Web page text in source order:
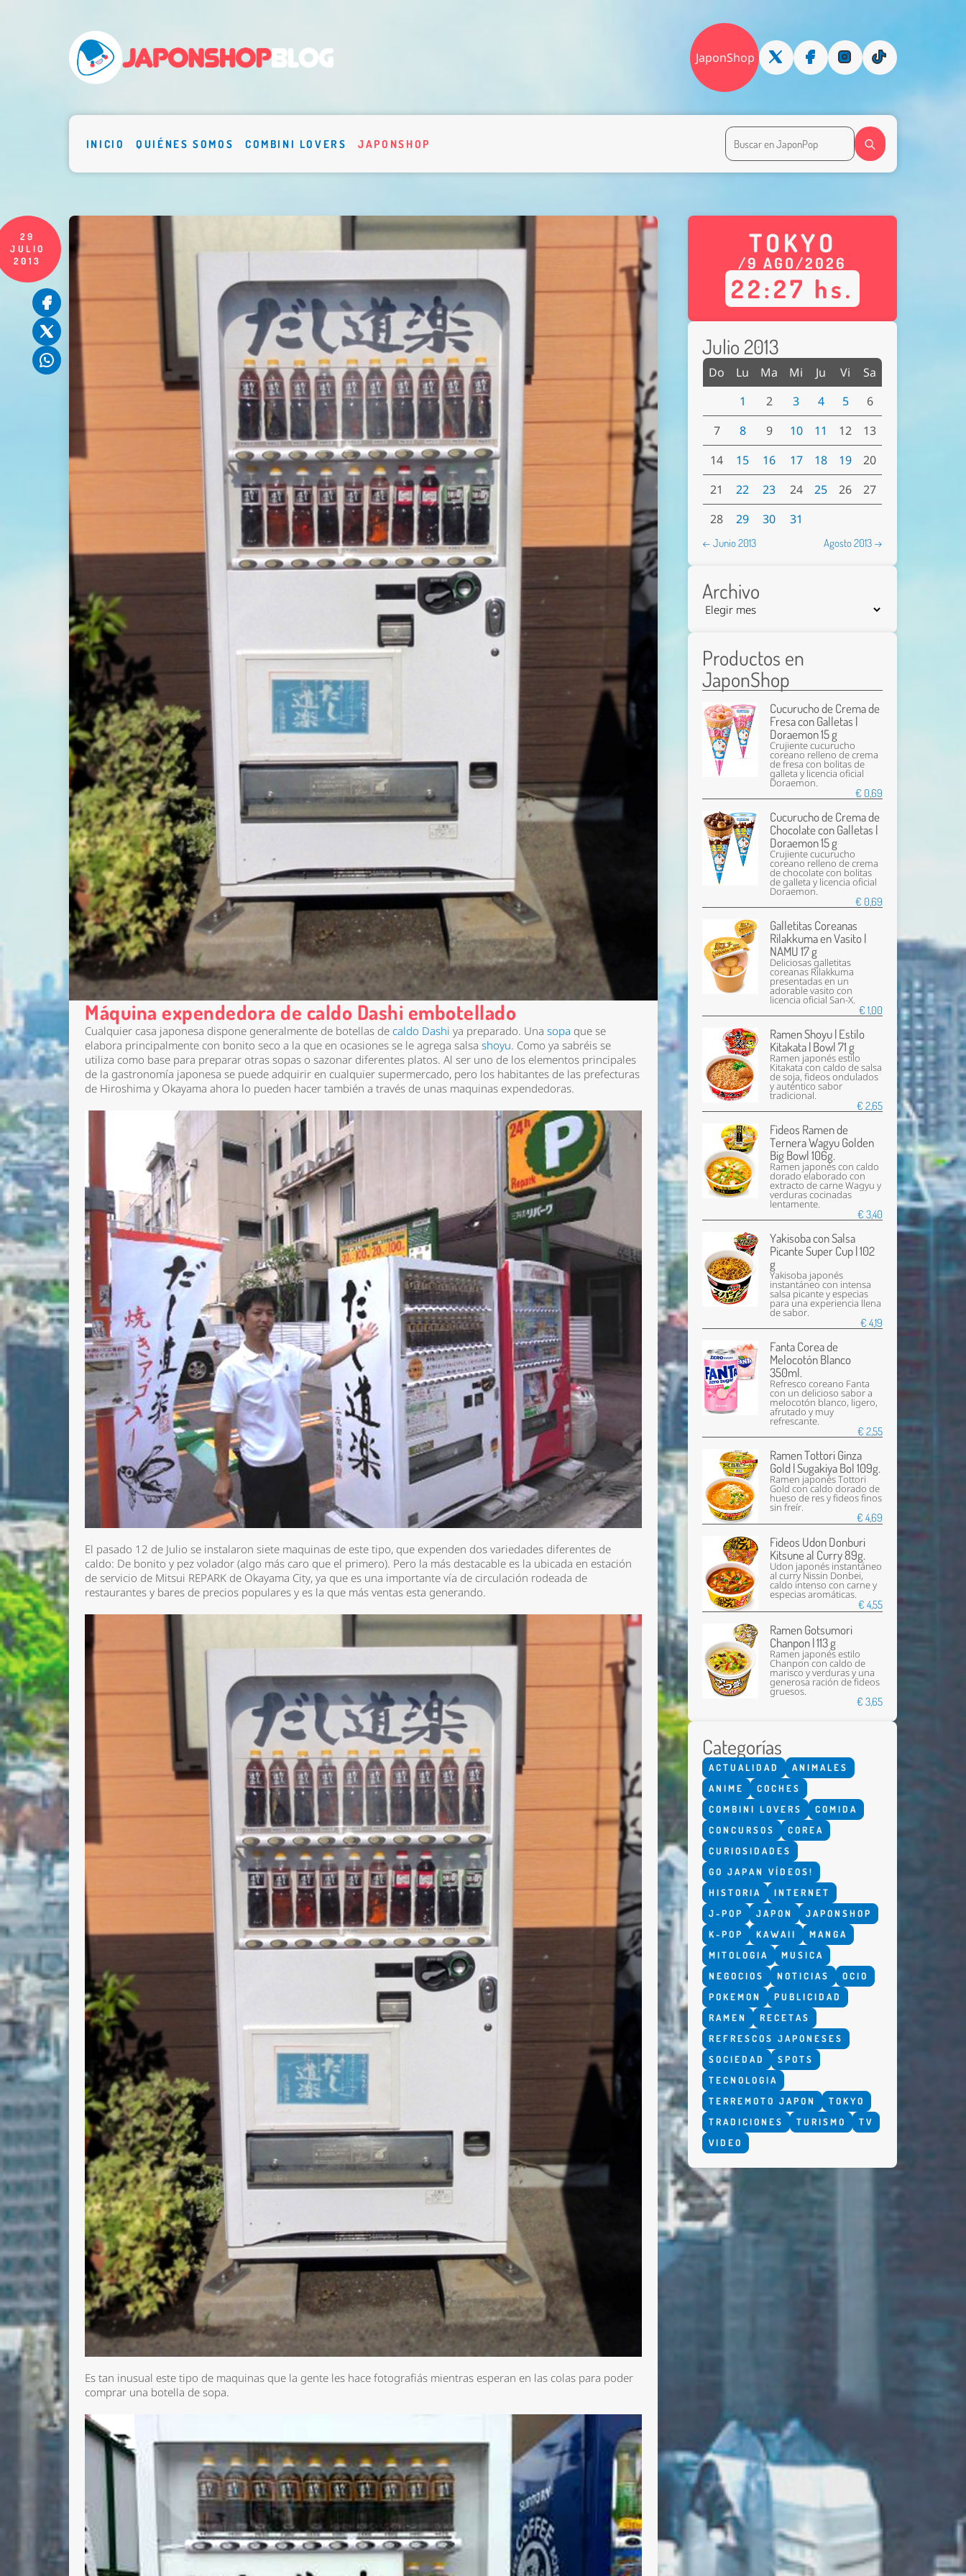
JaponShop
INICIO QUIÉNES SOMOS COMBINI LOVERS JAPONSHOP
29
JULIO
2013
Máquina expendedora de caldo Dashi embotellado
Cualquier casa japonesa dispone generalmente de botellas decaldo Dashi ya preparado. Unasopa que se
elabora principalmente con bonito seco a la que en ocasiones se le agrega salsashoyu. Como ya sabréis se
utiliza como base para preparar otras sopas o sazonar diferentes platos. Al ser uno de los elementos principales
de la gastronomía japonesa se puede adquirir en cualquier supermercado, pero los habitantes de las prefecturas
de Hiroshima y Okayama ahora lo pueden hacer también a través de unas maquinas expendedoras.
El pasado 12 de Julio se instalaron siete maquinas de este tipo, que expenden dos variedades diferentes de
caldo: De bonito y pez volador (algo más caro que el primero). Pero la más destacable es la ubicada en estación
de servicio de Mitsui REPARK de Okayama City, ya que es una importante vía de circulación rodeada de
restaurantes y bares de precios populares y es la que más ventas esta generando.
Es tan inusual este tipo de maquinas que la gente les hace fotografiás mientras esperan en las colas para poder
comprar una botella de sopa.
TOKYO
/9 AGO/2026
22:27 hs.
Julio 2013
Do Lu Ma Mi Ju Vi
Sa
1
2 3 4 5
6
7
8 9 10 11 12
13
14
15 16 17 18 19
20
21
22 23 24 25 26
27
28
29 30 31
← Junio 2013 Agosto 2013 →
Archivo
Productos en
JaponShop
Cucurucho de Crema de
Fresa con Galletas |
Doraemon 15 g
Crujiente cucurucho
coreano relleno de crema
de fresa con bolitas de
galleta y licencia oficial
Doraemon.
€ 0,69
Cucurucho de Crema de
Chocolate con Galletas |
Doraemon 15 g
Crujiente cucurucho
coreano relleno de crema
de chocolate con bolitas
de galleta y licencia oficial
Doraemon.
€ 0,69
Galletitas Coreanas
Rilakkuma en Vasito |
NAMU 17 g
Deliciosas galletitas
coreanas Rilakkuma
presentadas en un
adorable vasito con
licencia oficial San-X.
€ 1,00
Ramen Shoyu | Estilo
Kitakata | Bowl 71 g
Ramen japonés estilo
Kitakata con caldo de salsa
de soja, fideos ondulados
y auténtico sabor
tradicional.
€ 2,65
Fideos Ramen de
Ternera Wagyu Golden
Big Bowl 106g.
Ramen japonés con caldo
dorado elaborado con
extracto de carne Wagyu y
verduras cocinadas
lentamente.
€ 3,40
Yakisoba con Salsa
Picante Super Cup | 102
g
Yakisoba japonés
instantáneo con intensa
salsa picante y especias
para una experiencia llena
de sabor.
€ 4,19
Fanta Corea de
Melocotón Blanco
350ml.
Refresco coreano Fanta
con un delicioso sabor a
melocotón blanco, ligero,
afrutado y muy
refrescante.
€ 2,55
Ramen Tottori Ginza
Gold | Sugakiya Bol 109g.
Ramen japonés Tottori
Gold con caldo dorado de
hueso de res y fideos finos
sin freír.
€ 4,69
Fideos Udon Donburi
Kitsune al Curry 89g.
Udon japonés instantáneo
al curry Nissin Donbei,
caldo intenso con carne y
especias aromáticas.
€ 4,55
Ramen Gotsumori
Chanpon | 113 g
Ramen japonés estilo
Chanpon con caldo de
marisco y verduras y una
generosa ración de fideos
gruesos.
€ 3,65
Categorías
ACTUALIDAD
ANIMALES
ANIME
COCHES
COMBINI LOVERS
COMIDA
CONCURSOS
COREA
CURIOSIDADES
GO JAPAN VÍDEOS!
HISTORIA
INTERNET
J-POP
JAPON
JAPONSHOP
K-POP
KAWAII
MANGA
MITOLOGIA
MUSICA
NEGOCIOS
NOTICIAS
OCIO
POKEMON
PUBLICIDAD
RAMEN
RECETAS
REFRESCOS JAPONESES
SOCIEDAD
SPOTS
TECNOLOGIA
TERREMOTO JAPON
TOKYO
TRADICIONES
TURISMO
TV
VIDEO
Nombre *
Email *
Comentario *
Enviar